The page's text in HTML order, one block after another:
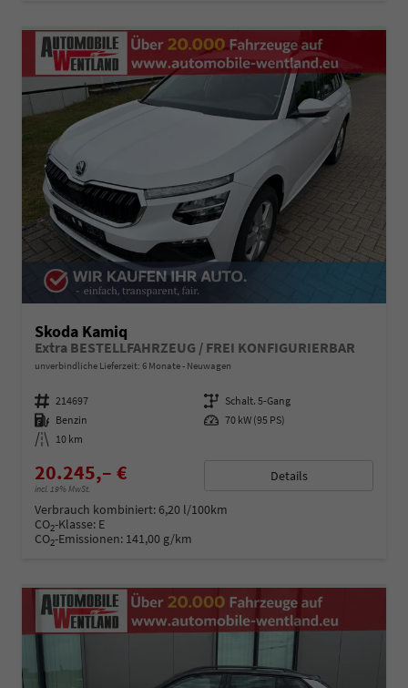
Skoda Kamiq
Extra BESTELLFAHRZEUG / FREI KONFIGURIERBAR
unverbindliche Lieferzeit: 6 Monate Neuwagen
Fahrzeugnummer 214697 Getriebe Schalt. 5-Gang
Kraftstoff Benzin Leistung 70 kW (95 PS)
Kilometerstand 10 km
20.245,– €
incl. 19% MwSt.
Details
Verbrauch kombiniert:6,20 l/100km
CO2-Klasse: E
CO2-Emissionen: 141,00 g/km